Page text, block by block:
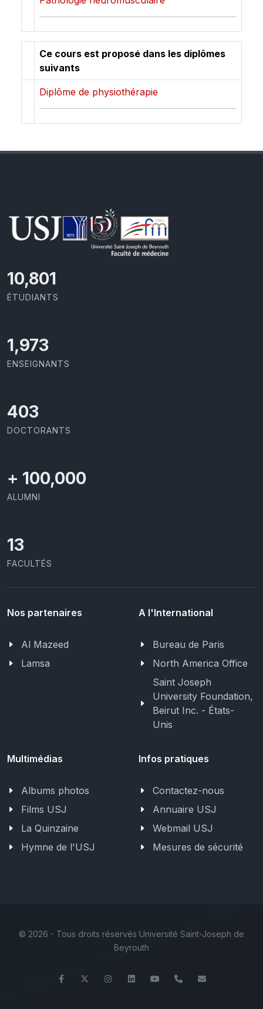
Ce cours est proposé dans les diplômes
suivants
Diplôme de physiothérapie
11,418
ÉTUDIANTS
2,086
ENSEIGNANTS
426
DOCTORANTS
+ 100,000
ALUMNI
13
FACULTÉS
Nos partenaires
Al Mazeed
Lamsa
A l'International
Bureau de Paris
North America Office
Saint Joseph
University Foundation,
Beirut Inc. - États-
Unis
Multimédias
Albums photos
Films USJ
La Quinzaine
Hymne de l'USJ
Infos pratiques
Contactez-nous
Annuaire USJ
Webmail USJ
Mesures de sécurité
© 2026 - Tous droits réservés Université Saint-Joseph de
Beyrouth
FacebookTwitter InstagramLinkedInYouTube+961 (1) 421 235